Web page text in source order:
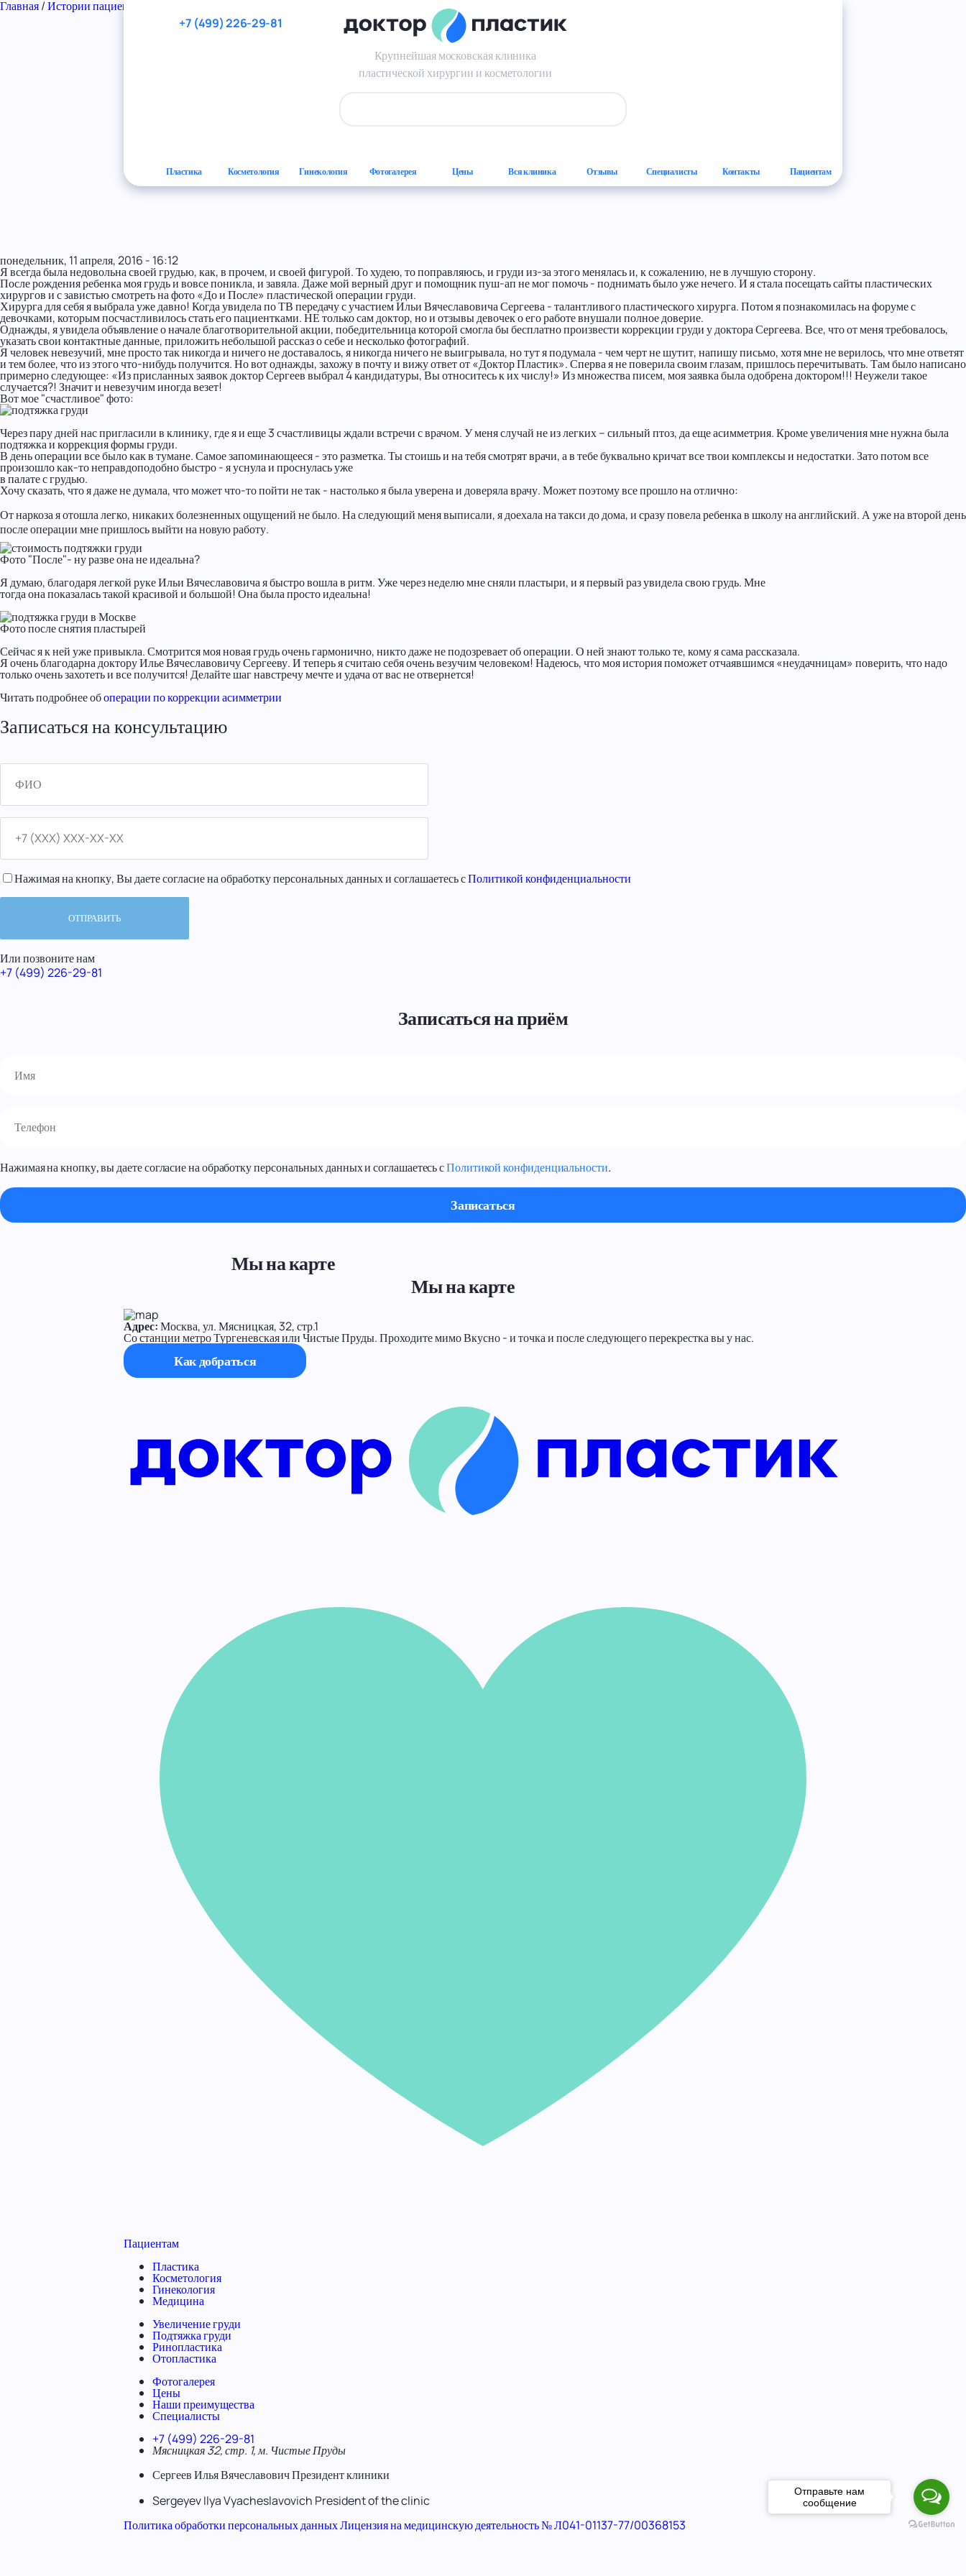
Перейти к основному содержанию
+7 (499) 226-29-81
Крупнейшая московская клиника
пластической хирургии и косметологии
Пластика Косметология Гинекология Фотогалерея Цены Вся клиника Отзывы Специалисты Контакты Пациентам
Главная/Истории пациенток
Юлия, 32 года. Подтяжка груди
понедельник, 11 апреля, 2016 - 16:12
Я всегда была недовольна своей грудью, как, в прочем, и своей фигурой. То худею, то поправляюсь, и груди из-за этого менялась и, к сожалению, не в лучшую сторону.
После рождения ребенка моя грудь и вовсе поникла, и завяла. Даже мой верный друг и помощник пуш-ап не мог помочь - поднимать было уже нечего. И я стала посещать сайты пластических
хирургов и с завистью смотреть на фото «До и После» пластической операции груди.
Хирурга для себя я выбрала уже давно! Когда увидела по ТВ передачу с участием Ильи Вячеславовича Сергеева - талантливого пластического хирурга. Потом я познакомилась на форуме с
девочками, которым посчастливилось стать его пациентками. НЕ только сам доктор, но и отзывы девочек о его работе внушали полное доверие.
Однажды, я увидела объявление о начале благотворительной акции, победительница которой смогла бы бесплатно произвести коррекции груди у доктора Сергеева. Все, что от меня требовалось,
указать свои контактные данные, приложить небольшой рассказ о себе и несколько фотографий.
Я человек невезучий, мне просто так никогда и ничего не доставалось, я никогда ничего не выигрывала, но тут я подумала - чем черт не шутит, напишу письмо, хотя мне не верилось, что мне ответят
и тем более, что из этого что-нибудь получится. Но вот однажды, захожу в почту и вижу ответ от «Доктор Пластик». Сперва я не поверила своим глазам, пришлось перечитывать. Там было написано
примерно следующее: «Из присланных заявок доктор Сергеев выбрал 4 кандидатуры, Вы относитесь к их числу!» Из множества писем, моя заявка была одобрена доктором!!! Неужели такое
случается?! Значит и невезучим иногда везет!
Вот мое "счастливое" фото:
Через пару дней нас пригласили в клинику, где я и еще 3 счастливицы ждали встречи с врачом. У меня случай не из легких – сильный птоз, да еще асимметрия. Кроме увеличения мне нужна была
подтяжка и коррекция формы груди.
В день операции все было как в тумане. Самое запоминающееся - это разметка. Ты стоишь и на тебя смотрят врачи, а в тебе буквально кричат все твои комплексы и недостатки. Зато потом все
произошло как-то неправдоподобно быстро - я уснула и проснулась уже
в палате с грудью.
Хочу сказать, что я даже не думала, что может что-то пойти не так - настолько я была уверена и доверяла врачу. Может поэтому все прошло на отлично:
От наркоза я отошла легко, никаких болезненных ощущений не было. На следующий меня выписали, я доехала на такси до дома, и сразу повела ребенка в школу на английский. А уже на второй день
после операции мне пришлось выйти на новую работу.
Фото "После"- ну разве она не идеальна?
Я думаю, благодаря легкой руке Ильи Вячеславовича я быстро вошла в ритм. Уже через неделю мне сняли пластыри, и я первый раз увидела свою грудь. Мне
тогда она показалась такой красивой и большой! Она была просто идеальна!
Фото после снятия пластырей
Сейчас я к ней уже привыкла. Смотрится моя новая грудь очень гармонично, никто даже не подозревает об операции. О ней знают только те, кому я сама рассказала.
Я очень благодарна доктору Илье Вячеславовичу Сергееву. И теперь я считаю себя очень везучим человеком! Надеюсь, что моя история поможет отчаявшимся «неудачницам» поверить, что надо
только очень захотеть и все получится! Делайте шаг навстречу мечте и удача от вас не отвернется!
Читать подробнее обоперации по коррекции асимметрии
Записаться на консультацию
Нажимая на кнопку, Вы даете согласие на обработку персональных данных и соглашаетесь сПолитикой конфиденциальности
Или позвоните нам
+7 (499) 226-29-81
Записаться на приём
Нажимая на кнопку, вы даете согласие на обработку персональных данных и соглашаетесь сПолитикой конфиденциальности.
Мы на карте
Мы на карте
Адрес:Москва, ул. Мясницкая, 32, стр.1
Со станции метро Тургеневская или Чистые Пруды. Проходите мимо Вкусно - и точка и после следующего перекрестка вы у нас.
Как добраться
Пациентам
Пластика
Косметология
Гинекология
Медицина
Увеличение груди
Подтяжка груди
Ринопластика
Отопластика
Фотогалерея
Цены
Наши преимущества
Специалисты
+7 (499) 226-29-81
Мясницкая 32, стр. 1, м. Чистые Пруды
Сергеев Илья ВячеславовичПрезидент клиники
Sergeyev Ilya Vyacheslavovich President of the clinic
Политика обработки персональных данныхЛицензия на медицинскую деятельность № Л041-01137-77/00368153
Отправьте нам
сообщение